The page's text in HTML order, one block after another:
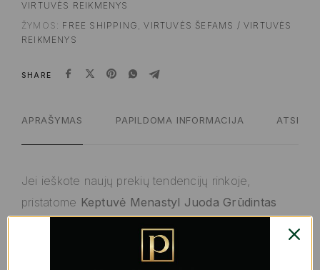
VIRTUVĖS REIKMENYS
ŽYMOS: FREE SHIPPING ,VIRTUVĖS ŠEFAMS / VIRTUVĖS
REIKMENYS
SHARE
APRAŠYMAS PAPILDOMA INFORMACIJA
Jei ieškote naujų prekių tendencijų rinkoje,
pristatome Keptuvė Menastyl Juoda Grūdintas